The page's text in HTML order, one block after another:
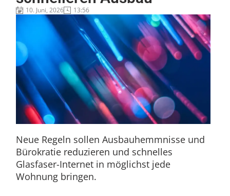
10. Juni, 2026 13:56
Neue Regeln sollen Ausbauhemmnisse und
Bürokratie reduzieren und schnelles
Glasfaser-Internet in möglichst jede
Wohnung bringen.